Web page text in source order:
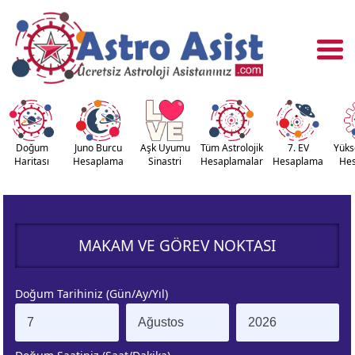
KUZEY AY
DÜĞÜMÜ
Doğum
Haritası
Juno Burcu
Hesaplama
Aşk Uyumu
Sinastri
Tüm Astrolojik
Hesaplamalar
7. EV
Hesaplama
MAKAM VE GÖREV NOKTASI
Doğum Tarihiniz (Gün/Ay/Yıl)